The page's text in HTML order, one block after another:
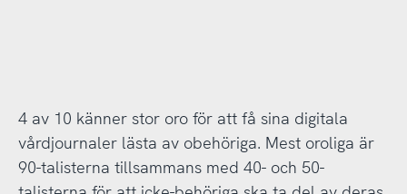
4 av 10 känner stor oro för att få sina digitala
vårdjournaler lästa av obehöriga. Mest oroliga är
90-talisterna tillsammans med 40- och 50-